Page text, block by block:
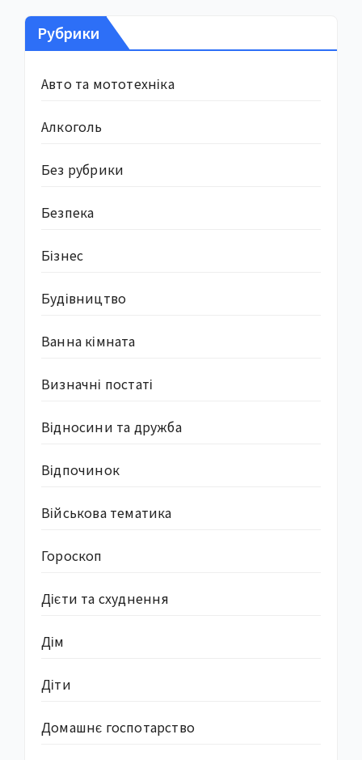
Рубрики
Авто та мототехніка
Алкоголь
Без рубрики
Безпека
Бізнес
Будівництво
Ванна кімната
Визначні постаті
Відносини та дружба
Відпочинок
Військова тематика
Гороскоп
Дієти та схуднення
Дім
Діти
Домашнє госпотарство